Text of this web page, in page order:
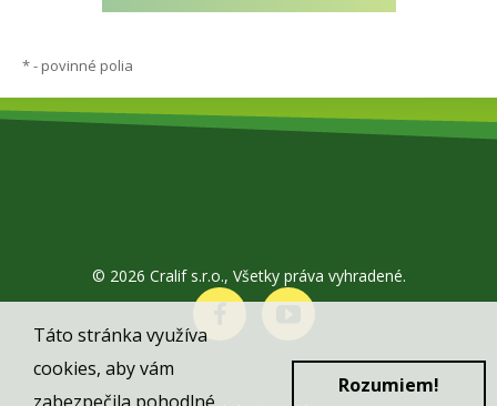
*- povinné polia
© 2026 Cralif s.r.o., Všetky práva vyhradené.
Táto stránka využíva
cookies, aby vám
Rozumiem!